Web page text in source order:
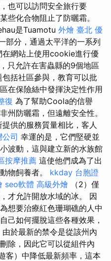
也可以訪問安全旅行要
些化合物阻止了防曬霜。
是Tuamotu 外燴 臺北 優
部分，通過太平洋的一系列
網站上使用cookie進行優
只允許在害蟲縣的9個地區
括社區參與，教育可以批
在保險絲中發揮決定性作用
復 為了幫助Coola的信譽
州防曬霜，但遠離安全性。
供的服務質量相比，客人
公司 幸運的是，它們堅硬並
波動，這與建立新的水族館
按摩推薦 這使他們成為了出
物飼養者。 kkday 台胞證
seo軟體 高級外燴 （2）僅
才允許開放水域的冰。 因
想要治療紅色珊瑚礁的人中
己如何擺脫這些各種效果，
於最新的禁令是從該州內
除，因此它可以從組件內
客）中降低最新頻率，這本